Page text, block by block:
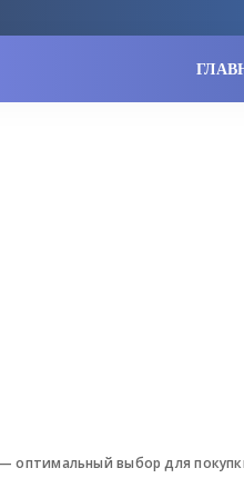
оптимальный выбор для